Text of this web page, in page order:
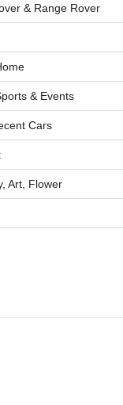
& Range Rover
& Events
Cars
Art, Flower